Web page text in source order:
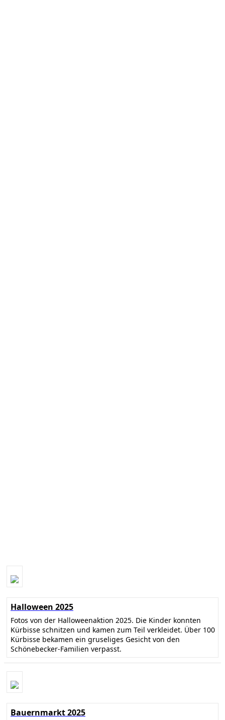
Halloween 2025
Fotos von der Halloweenaktion 2025. Die Kinder konnten
Kürbisse schnitzen und kamen zum Teil verkleidet. Über 100
Kürbisse bekamen ein gruseliges Gesicht von den
Schönebecker-Familien verpasst.
Bauernmarkt 2025